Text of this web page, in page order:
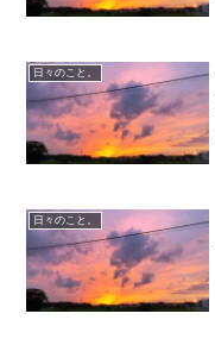
日々のこと。
日々のこと。